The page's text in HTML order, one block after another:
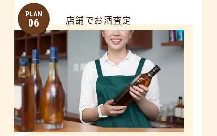
PLAN
06 店舗でお酒査定